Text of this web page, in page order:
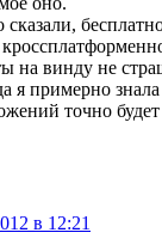
на винду не
я примерно знала
точно будет
в 12:21